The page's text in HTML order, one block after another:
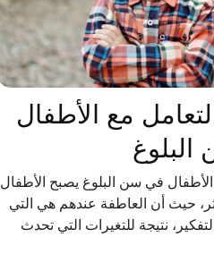
مع الأطفال
في سن البلوغ يصبح الأطفال
حيث أن العاطفة عندهم هي التي
نتيجة للتغيرات التي تحدث